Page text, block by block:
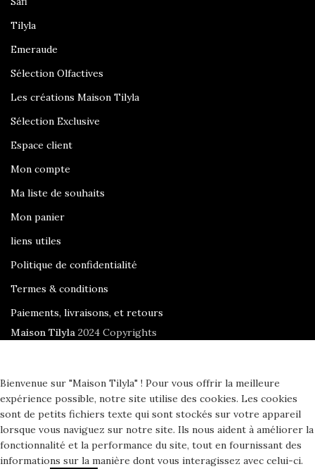
Tilyla
Emeraude
Sélection Olfactives
Les créations Maison Tilyla
Sélection Exclusive
Espace client
Mon compte
Ma liste de souhaits
Mon panier
liens utiles
Politique de confidentialité
Termes & conditions
Paiements, livraisons, et retours
Maison Tilyla 2024 Copyrights
Bienvenue sur "Maison Tilyla" ! Pour vous offrir la meilleure
expérience possible, notre site utilise des cookies. Les cookies
sont de petits fichiers texte qui sont stockés sur votre appareil
lorsque vous naviguez sur notre site. Ils nous aident à améliorer la
fonctionnalité et la performance du site, tout en fournissant des
informations sur la manière dont vous interagissez avec celui-ci.